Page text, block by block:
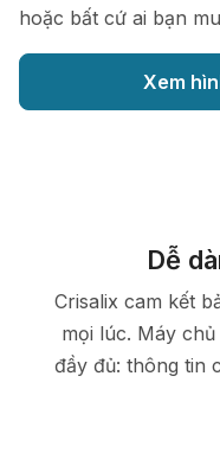
hoặc bất cứ ai bạn
Xem
Dễ
Crisalix cam kết
mọi lúc. Máy
đầy đủ: thông tin